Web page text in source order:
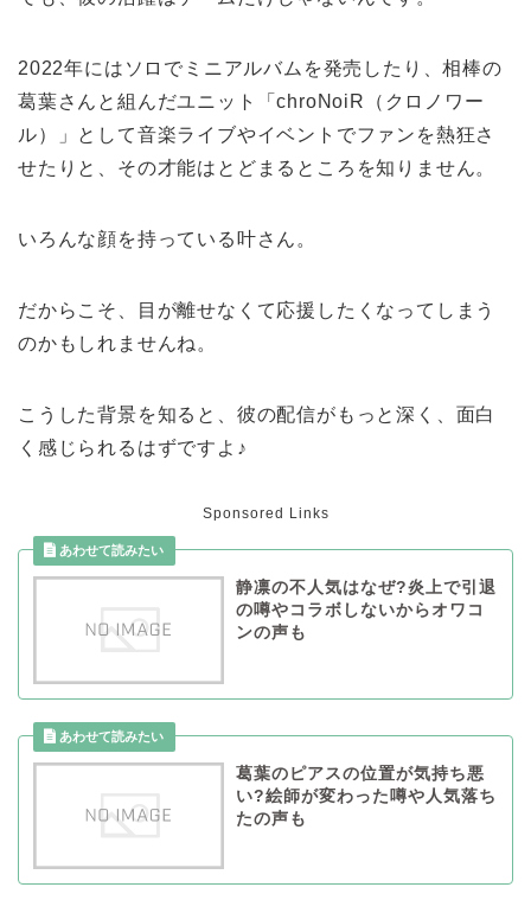
2022年にはソロでミニアルバムを発売したり、相棒の
葛葉さんと組んだユニット「chroNoiR（クロノワー
ル）」として音楽ライブやイベントでファンを熱狂さ
せたりと、その才能はとどまるところを知りません。
いろんな顔を持っている叶さん。
だからこそ、目が離せなくて応援したくなってしまう
のかもしれませんね。
こうした背景を知ると、彼の配信がもっと深く、面白
く感じられるはずですよ♪
Sponsored Links
静凛の不人気はなぜ?炎上で引退
の噂やコラボしないからオワコ
ンの声も
葛葉のピアスの位置が気持ち悪
い?絵師が変わった噂や人気落ち
たの声も